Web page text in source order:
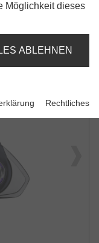
Möglichkeit dieses
ABLEHNEN
Rechtliches